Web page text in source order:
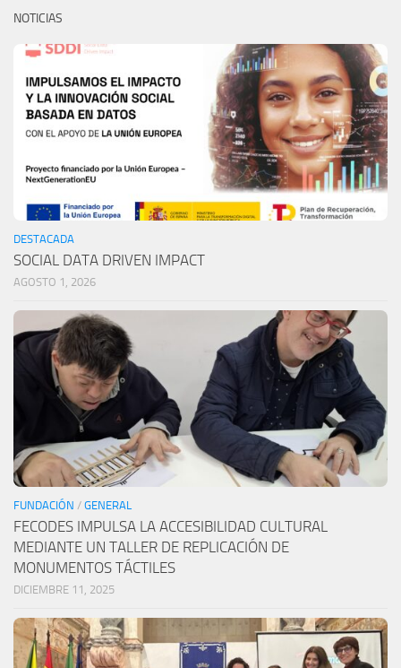
NOTICIAS
DESTACADA
SOCIAL DATA DRIVEN IMPACT
AGOSTO 1, 2026
FUNDACIÓN / GENERAL
FECODES IMPULSA LA ACCESIBILIDAD CULTURAL
MEDIANTE UN TALLER DE REPLICACIÓN DE
MONUMENTOS TÁCTILES
DICIEMBRE 11, 2025